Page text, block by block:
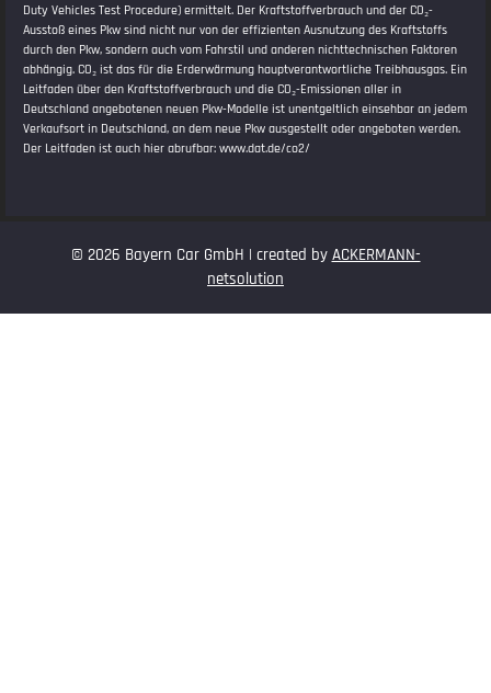
Duty Vehicles Test Procedure) ermittelt. Der Kraftstoffverbrauch und der CO₂-
Ausstoß eines Pkw sind nicht nur von der effizienten Ausnutzung des Kraftstoffs
durch den Pkw, sondern auch vom Fahrstil und anderen nichttechnischen Faktoren
abhängig. CO₂ ist das für die Erderwärmung hauptverantwortliche Treibhausgas. Ein
Leitfaden über den Kraftstoffverbrauch und die CO₂-Emissionen aller in
Deutschland angebotenen neuen Pkw-Modelle ist unentgeltlich einsehbar an jedem
Verkaufsort in Deutschland, an dem neue Pkw ausgestellt oder angeboten werden.
Der Leitfaden ist auch hier abrufbar: www.dat.de/co2/
© 2026 Bayern Car GmbH | created by ACKERMANN-
netsolution